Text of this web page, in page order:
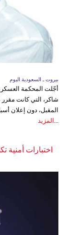
بيروت ـ السعودية اليوم
أجّلت المحكمة
المقبل، دون إعلان
المزيد
اختبارات